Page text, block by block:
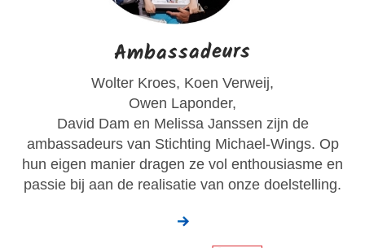
Ambassadeurs
Wolter Kroes, Koen Verweij,
Owen Laponder,
David Dam en Melissa Janssen zijn de
ambassadeurs van Stichting Michael-Wings. Op
hun eigen manier dragen ze vol enthousiasme en
passie bij aan de realisatie van onze doelstelling.